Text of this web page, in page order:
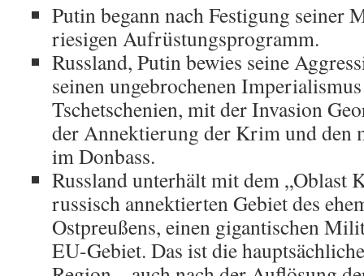
Putin begann nach Festigung seiner
riesigen Aufrüstungsprogramm.
Russland, Putin bewies seine
seinen ungebrochenen
Tschetschenien, mit der Invasion
der Annektierung der Krim und den
im Donbass.
Russland unterhält mit dem „Oblast
russisch annektierten Gebiet des
Ostpreußens, einen gigantischen
EU-Gebiet. Das ist die